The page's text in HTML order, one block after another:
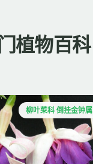
植物百科
柳叶菜科 倒挂金钟属